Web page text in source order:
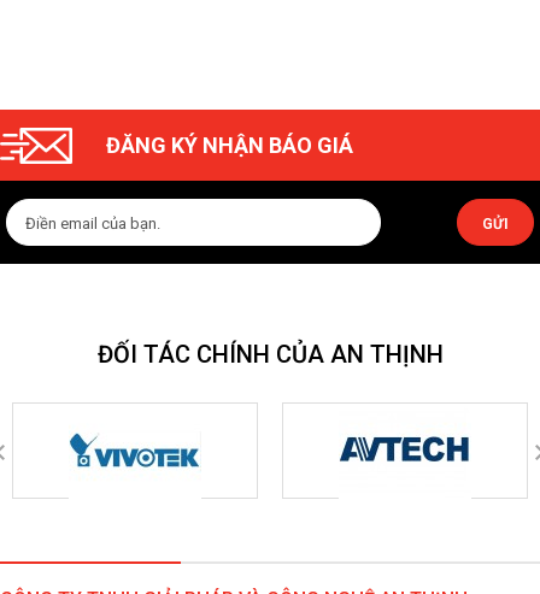
ĐĂNG KÝ NHẬN BÁO GIÁ
GỬI
ĐỐI TÁC CHÍNH CỦA AN THỊNH